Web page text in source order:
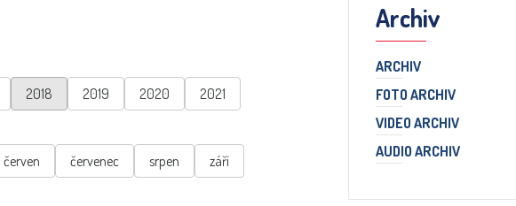
2018 2019 2020
2021
červen červenec srpen
září
Archiv
ARCHIV
FOTO ARCHIV
VIDEO ARCHIV
AUDIO ARCHIV